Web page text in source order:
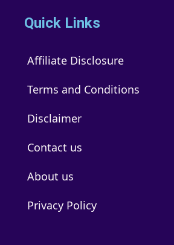
Quick Links
Affiliate Disclosure
Terms and Conditions
Disclaimer
Contact us
About us
Privacy Policy